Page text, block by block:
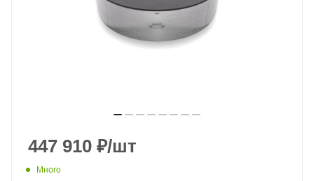
447 910 ₽/шт
Много